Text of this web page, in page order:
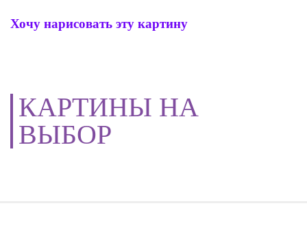
Хочу нарисовать эту картину
КАРТИНЫ НА
ВЫБОР